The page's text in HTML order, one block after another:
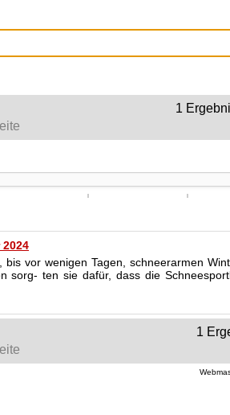
1
vor wenigen Tagen, schneerarmen
sorg- ten sie dafür, dass die
1